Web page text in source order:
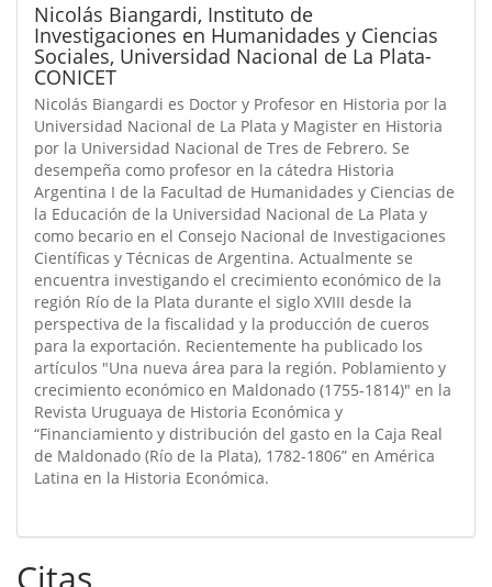
Nicolás Biangardi, Instituto de
Investigaciones en Humanidades y Ciencias
Sociales, Universidad Nacional de La Plata-
CONICET
Nicolás Biangardi es Doctor y Profesor en Historia por la
Universidad Nacional de La Plata y Magister en Historia
por la Universidad Nacional de Tres de Febrero. Se
desempeña como profesor en la cátedra Historia
Argentina I de la Facultad de Humanidades y Ciencias de
la Educación de la Universidad Nacional de La Plata y
como becario en el Consejo Nacional de Investigaciones
Científicas y Técnicas de Argentina. Actualmente se
encuentra investigando el crecimiento económico de la
región Río de la Plata durante el siglo XVIII desde la
perspectiva de la fiscalidad y la producción de cueros
para la exportación. Recientemente ha publicado los
artículos "Una nueva área para la región. Poblamiento y
crecimiento económico en Maldonado (1755-1814)" en la
Revista Uruguaya de Historia Económica y
“Financiamiento y distribución del gasto en la Caja Real
de Maldonado (Río de la Plata), 1782-1806” en América
Latina en la Historia Económica.
Citas